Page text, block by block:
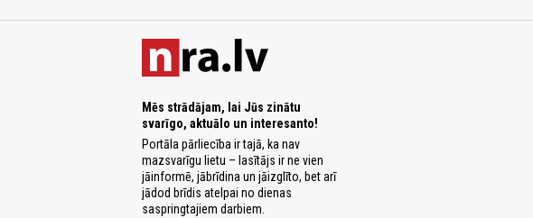
Mēs strādājam, lai Jūs zinātu
svarīgo, aktuālo un interesanto!
Portāla pārliecība ir tajā, ka nav
mazsvarīgu lietu – lasītājs ir ne vien
jāinformē, jābrīdina un jāizglīto, bet arī
jādod brīdis atelpai no dienas
saspringtajiem darbiem.